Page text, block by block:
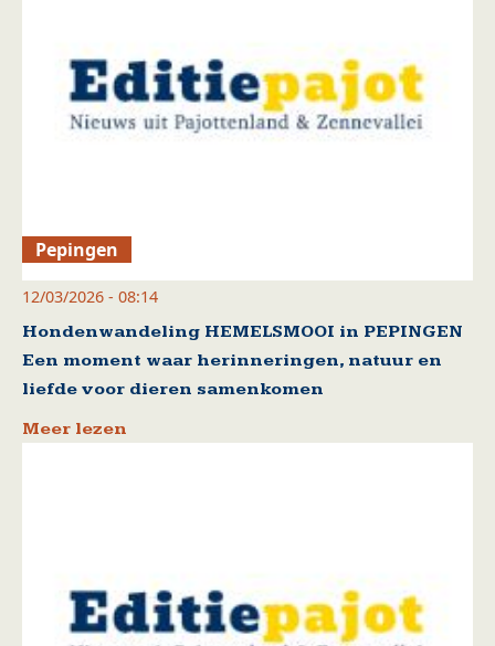
Pepingen
12/03/2026 - 08:14
Hondenwandeling HEMELSMOOI in PEPINGEN
Een moment waar herinneringen, natuur en
liefde voor dieren samenkomen
Meer lezen